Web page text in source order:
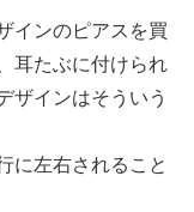
インのピアスを買
耳たぶに付けられ
ザインはそういう
に左右されること